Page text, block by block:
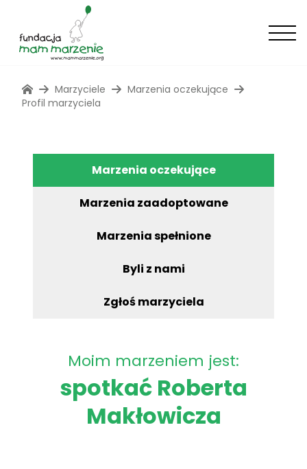
Marzyciele
Marzenia oczekujące
Profil marzyciela
Marzenia oczekujące
Marzenia zaadoptowane
Marzenia spełnione
Byli z nami
Zgłoś marzyciela
Moim marzeniem jest:
spotkać Roberta
Makłowicza